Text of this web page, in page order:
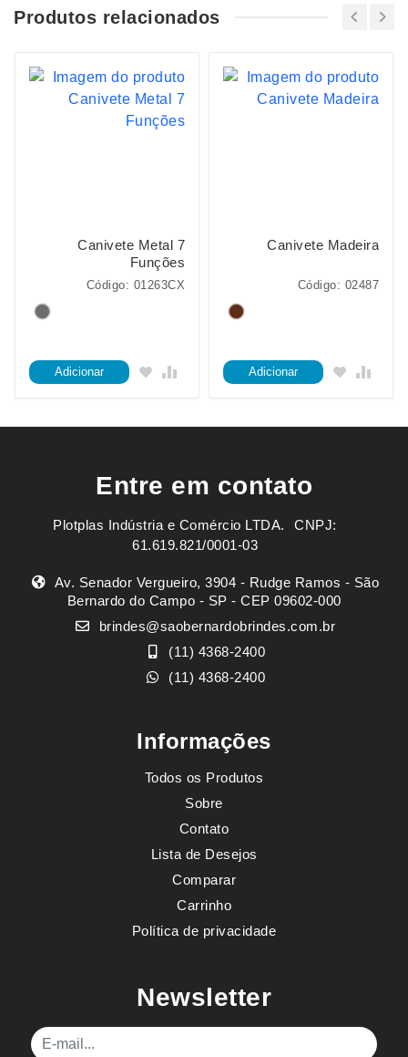
Produtos relacionados
Canivete Metal 7
Funções
Código: 01263CX
Adicionar
Canivete Madeira
Código: 02487
Adicionar
Entre em contato
Plotplas Indústria e Comércio LTDA. ㅤㅤㅤ CNPJ:
61.619.821/0001-03
Av. Senador Vergueiro, 3904 - Rudge Ramos - São
Bernardo do Campo - SP - CEP 09602-000
brindes@saobernardobrindes.com.br
(11) 4368-2400
(11) 4368-2400
Informações
Todos os Produtos
Sobre
Contato
Lista de Desejos
Comparar
Carrinho
Política de privacidade
Newsletter
E-mail